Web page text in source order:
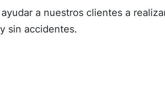
a nuestros clientes a
sin accidentes.